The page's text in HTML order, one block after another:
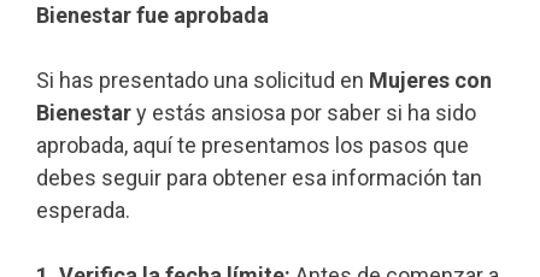
Bienestar fue aprobada
Si has presentado una solicitud en Mujeres con
Bienestary estás ansiosa por saber si ha sido
aprobada, aquí te presentamos los pasos que
debes seguir para obtener esa información tan
esperada.